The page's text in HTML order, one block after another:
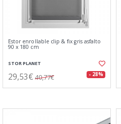
Estor enrollable clip & fix gris asfalto
90 x 180 cm
STOR PLANET
29,53€ 40,77€ - 28%